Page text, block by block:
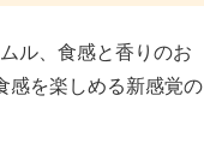
ル、食感と香りのお
感を楽しめる新感覚の